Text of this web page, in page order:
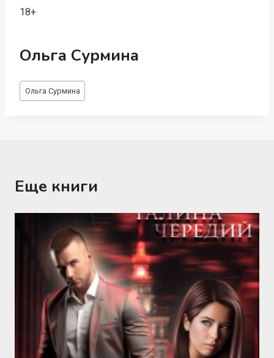
18+
Ольга Сурмина
Метки
записи:
Ольга Сурмина
Еще книги